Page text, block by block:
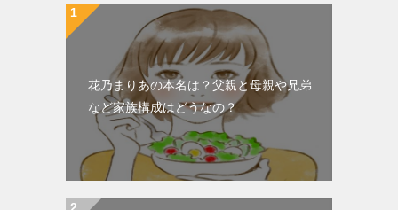
花乃まりあの本名は？父親と母親や兄弟
など家族構成はどうなの？